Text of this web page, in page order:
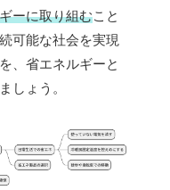
ーに取り組むこと
可能な社会を実現
、省エネルギーと
しょう。